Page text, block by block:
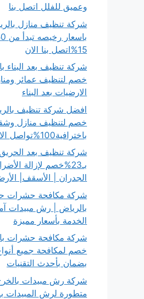
وعميق للفلل اتصل بنا
شركة تنظيف منازل
15%اتصل بنا الان
خصم لتنظيف عمائر
الارضيات بعد البناء
خصم لتنظيف منازل
باخترافية100%تواصل الان
شركة تنظيف بعد
الجدران | الأسقف|
شركة مكافحة حشرات
بالرياض | رش مبيدات
الخدمة بأسعار مميزة
خصم لمكافحة جميع
بضمان بأحدث التقنيات
شركة رش مبيدات